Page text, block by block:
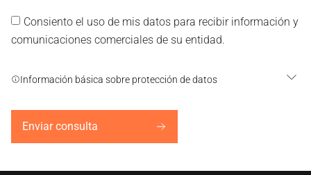
Consiento el uso de mis datos para recibir información y
comunicaciones comerciales de su entidad.
Información básica sobre protección de datos
Enviar consulta